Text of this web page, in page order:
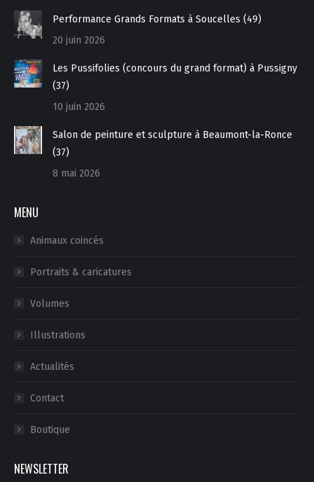
Performance Grands Formats à Soucelles (49)
20 juin 2026
Les Pussifolies (concours du grand format) à Pussigny
(37)
10 juin 2026
Salon de peinture et sculpture à Beaumont-la-Ronce
(37)
8 mai 2026
MENU
Animaux coincés
Portraits & caricatures
Volumes
Illustrations
Actualités
Contact
Boutique
NEWSLETTER